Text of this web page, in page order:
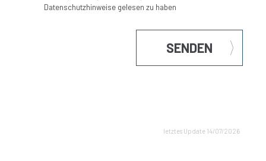
Datenschutzhinweise gelesen zu haben
SENDEN
letztes Update 14/07/2026